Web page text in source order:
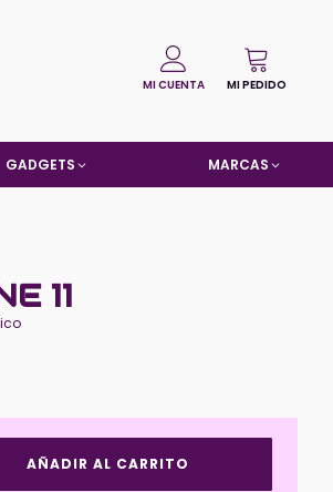
MI CUENTA MI PEDIDO
GADGETS MARCAS
11
AÑADIR AL CARRITO